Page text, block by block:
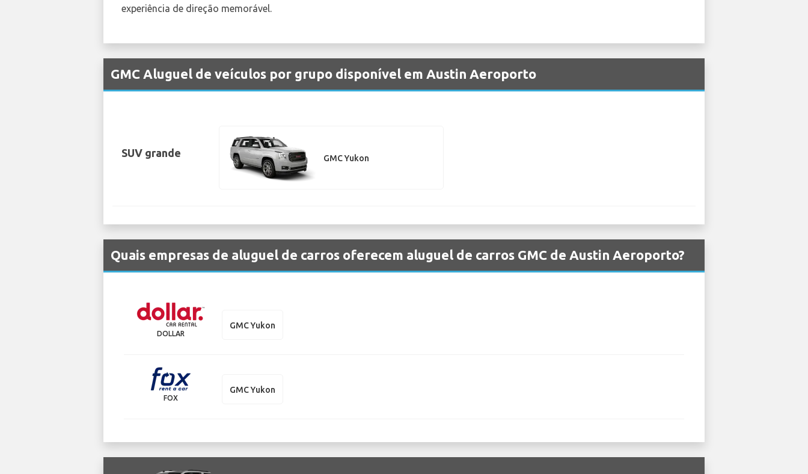
experiência de direção memorável.
GMC Aluguel de veículos por grupo disponível em Austin Aeroporto
SUV grande GMC Yukon
Quais empresas de aluguel de carros oferecem aluguel de carros GMC de Austin Aeroporto?
DOLLAR
GMC Yukon
FOX
GMC Yukon